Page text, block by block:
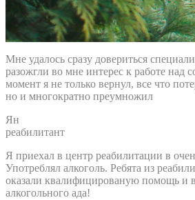
Мне удалось сразу довериться
разожгли во мне интерес к работе над
момент я не только вернул, все что
но и многократно преумножил
Ян
реабилитант
Я приехал в центр реабилитации в
Употреблял алкоголь. Ребята из
оказали квалифицированую помощь и
алкогольного ада!